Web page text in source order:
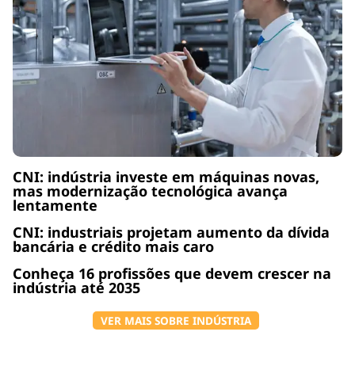
CNI: indústria investe em máquinas novas,
mas modernização tecnológica avança
lentamente
CNI: industriais projetam aumento da dívida
bancária e crédito mais caro
Conheça 16 profissões que devem crescer na
indústria até 2035
VER MAIS SOBRE INDÚSTRIA